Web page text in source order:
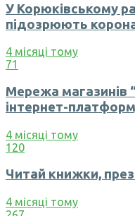
У Корюківському
підозрюють
4 місяці тому
71
Мережа магазинів
інтернет-
4 місяці тому
120
Читай книжки,
4 місяці тому